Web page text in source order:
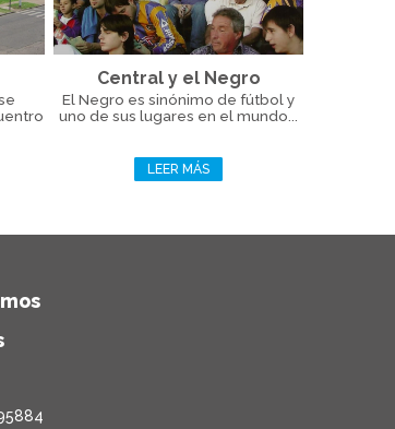
Central y el Negro
El Negro es sinónimo de fútbol y
uno de sus lugares en el mundo...
LEER MÁS